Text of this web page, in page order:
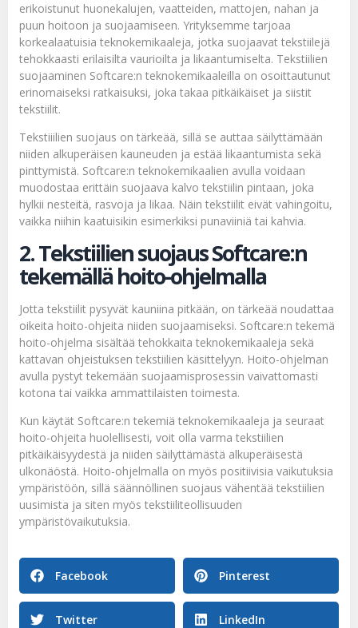
erikoistunut huonekalujen, vaatteiden, mattojen, nahan ja
puun hoitoon ja suojaamiseen. Yrityksemme tarjoaa
korkealaatuisia teknokemikaaleja, jotka suojaavat tekstiilejä
tehokkaasti erilaisilta vaurioilta ja likaantumiselta. Tekstiilien
suojaaminen Softcare:n teknokemikaaleilla on osoittautunut
erinomaiseksi ratkaisuksi, joka takaa pitkäikäiset ja siistit
tekstiilit.
Tekstiiilien suojaus on tärkeää, sillä se auttaa säilyttämään
niiden alkuperäisen kauneuden ja estää likaantumista sekä
pinttymistä. Softcare:n teknokemikaalien avulla voidaan
muodostaa erittäin suojaava kalvo tekstiilin pintaan, joka
hylkii nesteitä, rasvoja ja likaa. Näin tekstiilit eivät vahingoitu,
vaikka niihin kaatuisikin esimerkiksi punaviiniä tai kahvia.
2. Tekstiilien suojaus Softcare:n
tekemällä hoito-ohjelmalla
Jotta tekstiilit pysyvät kauniina pitkään, on tärkeää noudattaa
oikeita hoito-ohjeita niiden suojaamiseksi. Softcare:n tekemä
hoito-ohjelma sisältää tehokkaita teknokemikaaleja sekä
kattavan ohjeistuksen tekstiilien käsittelyyn. Hoito-ohjelman
avulla pystyt tekemään suojaamisprosessin vaivattomasti
kotona tai vaikka ammattilaisten toimesta.
Kun käytät Softcare:n tekemiä teknokemikaaleja ja seuraat
hoito-ohjeita huolellisesti, voit olla varma tekstiilien
pitkäikäisyydestä ja niiden säilyttämästä alkuperäisestä
ulkonäöstä. Hoito-ohjelmalla on myös positiivisia vaikutuksia
ympäristöön, sillä säännöllinen suojaus vähentää tekstiilien
uusimista ja siten myös tekstiiliteollisuuden
ympäristövaikutuksia.
Facebook Pinterest
Twitter LinkedIn